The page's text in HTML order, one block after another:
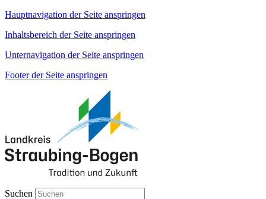
Hauptnavigation der Seite anspringen
Inhaltsbereich der Seite anspringen
Unternavigation der Seite anspringen
Footer der Seite anspringen
Suchen